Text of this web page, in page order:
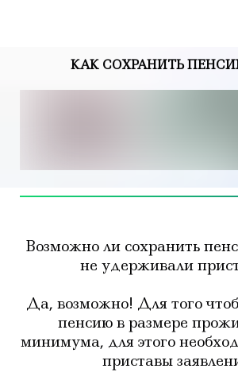
КАК СОХРАНИТЬ
Возможно ли сохранить
не удерживали
Да, возможно! Для того
пенсию в размере
минимума, для этого
приставы